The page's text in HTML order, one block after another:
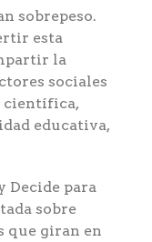
sobrepeso.
esta
la
sociales
científica,
educativa,
Decide para
sobre
que giran en